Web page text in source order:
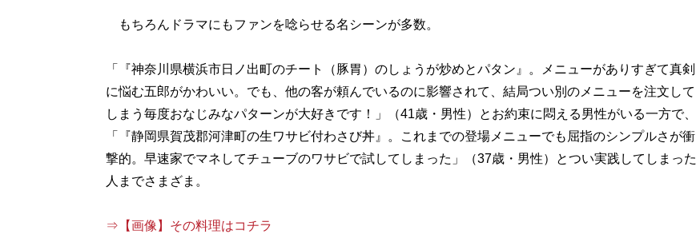
もちろんドラマにもファンを唸らせる名シーンが多数。
「『神奈川県横浜市日ノ出町のチート（豚胃）のしょうが炒めとパタン』。メニューがありすぎて真剣
に悩む五郎がかわいい。でも、他の客が頼んでいるのに影響されて、結局つい別のメニューを注文して
しまう毎度おなじみなパターンが大好きです！」（41歳・男性）とお約束に悶える男性がいる一方で、
「『静岡県賀茂郡河津町の生ワサビ付わさび丼』。これまでの登場メニューでも屈指のシンプルさが衝
撃的。早速家でマネしてチューブのワサビで試してしまった」（37歳・男性）とつい実践してしまった
人までさまざま。
⇒【画像】その料理はコチラ